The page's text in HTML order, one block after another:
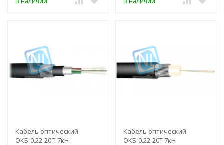
Кабель оптический
ОКБ-0.22-20П 7кН
Кабель оптический
ОКБ-0.22-20Т 7кН